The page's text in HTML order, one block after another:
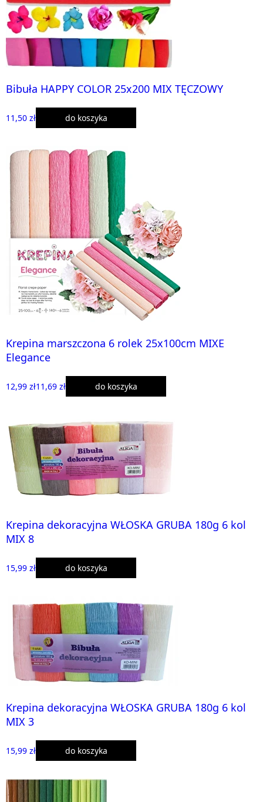
Bibuła HAPPY COLOR 25x200 MIX TĘCZOWY
11,50 zł do koszyka
Krepina marszczona 6 rolek 25x100cm MIXE
Elegance
12,99 zł11,69 zł do koszyka
Krepina dekoracyjna WŁOSKA GRUBA 180g 6 kol
MIX 8
15,99 zł do koszyka
Krepina dekoracyjna WŁOSKA GRUBA 180g 6 kol
MIX 3
15,99 zł do koszyka